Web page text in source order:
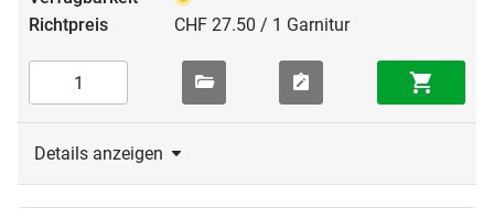
CHF 27.50 / 1 Garnitur
Details anzeigen